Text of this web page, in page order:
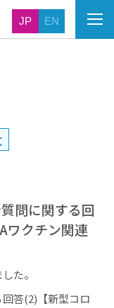
JP EN
問に関する回
ワクチン関連
た。
答(2)【新型コロ